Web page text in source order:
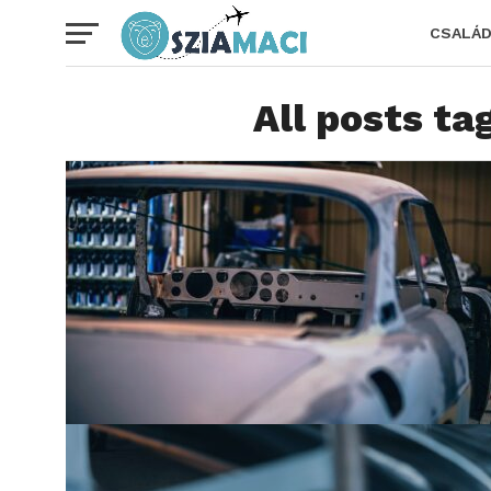
CSALÁD
All posts